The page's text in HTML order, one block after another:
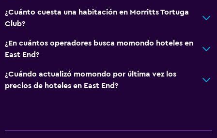
¿Cuánto cuesta una habitación en Morritts Tortuga
Club?
¿En cuántos operadores busca momondo hoteles en
East End?
¿Cuándo actualizó momondo por última vez los
precios de hoteles en East End?